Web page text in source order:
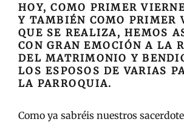
HOY, COMO PRIMER
Y TAMBIÉN COMO PRIMER
QUE SE REALIZA, HEMOS
CON GRAN EMOCIÓN A LA
DEL MATRIMONIO Y
LOS ESPOSOS DE VARIAS
LA PARROQUIA.
Como ya sabréis nuestros